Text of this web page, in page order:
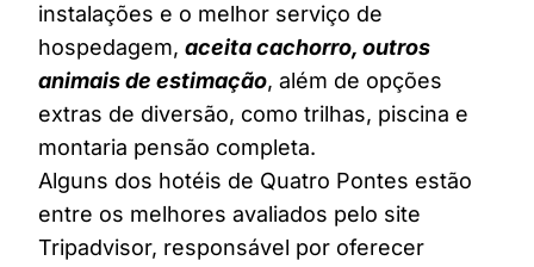
instalações e o melhor serviço de
hospedagem, aceita cachorro, outros
animais de estimação, além de opções
extras de diversão, como trilhas, piscina e
montaria pensão completa.
Alguns dos hotéis de Quatro Pontes estão
entre os melhores avaliados pelo site
Tripadvisor, responsável por oferecer